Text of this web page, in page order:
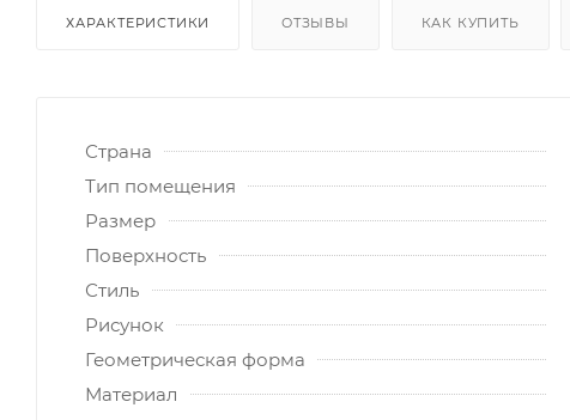
ХАРАКТЕРИСТИКИ ОТЗЫВЫ КАК КУПИТЬ
Страна
Тип помещения
Размер
Поверхность
Стиль
Рисунок
Геометрическая форма
Материал